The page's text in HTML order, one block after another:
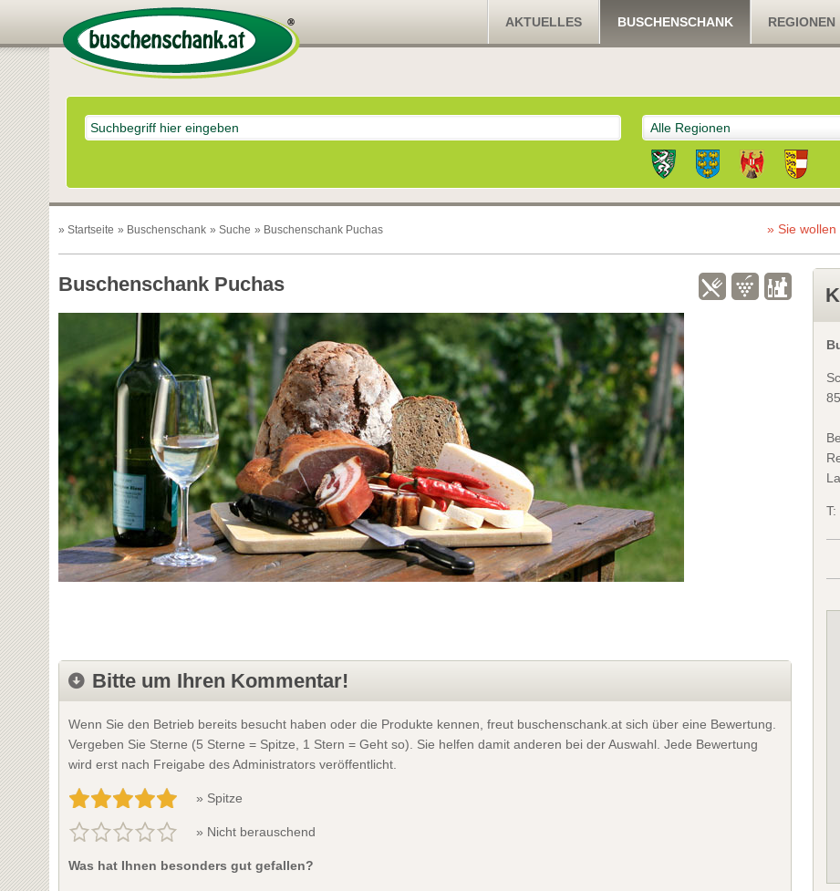
AKTUELLES BUSCHENSCHANK REGIONEN
Alle Regionen
» Startseite » Buschenschank » Suche » Buschenschank Puchas
Buschenschank Puchas
Bitte um Ihren Kommentar!
Wenn Sie den Betrieb bereits besucht haben oder die Produkte kennen, freut buschenschank.at sich über eine Bewertung.
Vergeben Sie Sterne (5 Sterne = Spitze, 1 Stern = Geht so). Sie helfen damit anderen bei der Auswahl. Jede Bewertung
wird erst nach Freigabe des Administrators veröffentlicht.
» Spitze
» Nicht berauschend
Was hat Ihnen besonders gut gefallen?
» Sie
T: